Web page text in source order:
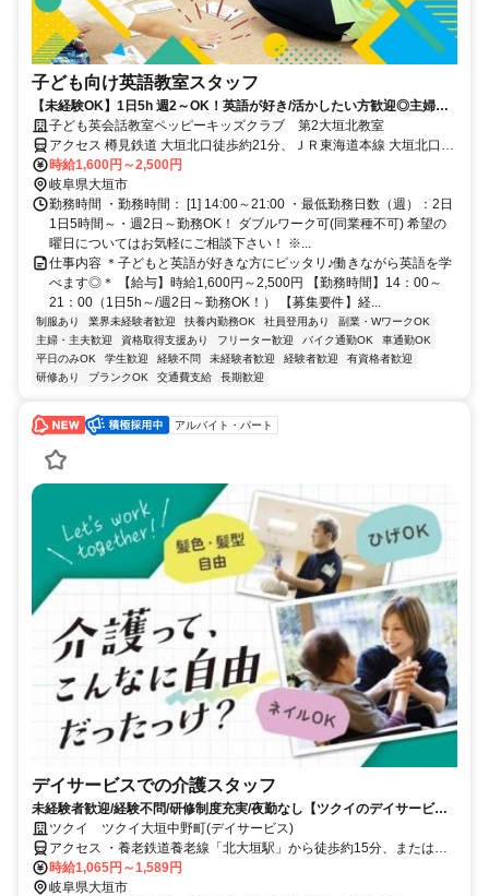
子ども向け英語教室スタッフ
【未経験OK】1日5h 週2～OK！英語が好き/活かしたい方歓迎◎主婦
(夫)/学生も活躍中！
子ども英会話教室ペッピーキッズクラブ 第2大垣北教室
アクセス 樽見鉄道 大垣北口徒歩約21分、ＪＲ東海道本線 大垣北口徒
歩約21分、養老鉄道 大垣徒歩約24分 JR東海道本線「大垣駅」より車
6分 ／近隣教室への勤務も応相談 ※屋内禁煙
時給1,600円～2,500円
岐阜県大垣市
勤務時間 ・勤務時間： [1] 14:00～21:00 ・最低勤務日数（週）：2日
1日5時間～・週2日～勤務OK！ ダブルワーク可(同業種不可) 希望の
曜日についてはお気軽にご相談下さい！ ※...
仕事内容 ＊子どもと英語が好きな方にピッタリ♪働きながら英語を学
べます◎＊ 【給与】時給1,600円～2,500円 【勤務時間】14：00～
21：00（1日5h～/週2日～勤務OK！） 【募集要件】経...
制服あり 業界未経験者歓迎 扶養内勤務OK 社員登用あり
副業・WワークOK
主婦・主夫歓迎
資格取得支援あり フリーター歓迎 バイク通勤OK
車通勤OK
平日のみOK
学生歓迎 経験不問 未経験者歓迎 経験者歓迎
有資格者歓迎
研修あり
ブランクOK 交通費支給 長期歓迎
アルバイト・パート
デイサービスでの介護スタッフ
未経験者歓迎/経験不問/研修制度充実/夜勤なし【ツクイのデイサービス/
介護スタッフ求人】
ツクイ ツクイ大垣中野町(デイサービス)
アクセス ・養老鉄道養老線「北大垣駅」から徒歩約15分、または名
阪近鉄バス乗車「宿地」下車徒歩約10分
時給1,065円～1,589円
岐阜県大垣市